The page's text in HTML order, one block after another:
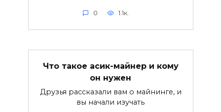
0 1.1к.
Что такое асик-майнер и кому
он нужен
Друзья рассказали вам о майнинге, и
вы начали изучать